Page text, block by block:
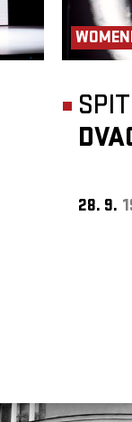
28. 9.